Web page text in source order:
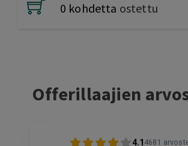
0 kohdetta ostettu
Offerillaajien
4.1 4681